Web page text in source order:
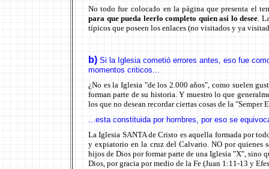
No todo fue colocado en la página que presenta el
para que pueda leerlo completo quien así lo desee.
típicos que poseen los enlaces (no visitados y ya
b) Si la Iglesia cometió errores antes, eso fue
momentos criticos...
¿No es la Iglesia "de los 2.000 años", como suelen
forman parte de su historia. Y muestro lo que
los que no desean recordar ciertas cosas de la "Semper
...esta constituida por hombres, por eso se
La Iglesia SANTA de Cristo es aquella formada por
y expiatorio en la cruz del Calvario. NO por quienes
hijos de Dios por formar parte de una Iglesia "X", sino
Dios, por gracia por medio de la Fe (Juan 1:11-13 y